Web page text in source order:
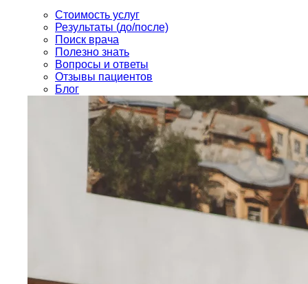
Стоимость услуг
Результаты (до/после)
Поиск врача
Полезно знать
Вопросы и ответы
Отзывы пациентов
Блог